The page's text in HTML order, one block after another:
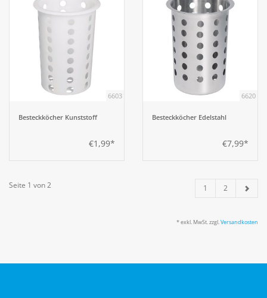
6603
Besteckköcher Kunststoff
€1,99*
6620
Besteckköcher Edelstahl
€7,99*
Seite 1 von 2 1 2
* exkl. MwSt. zzgl.Versandkosten